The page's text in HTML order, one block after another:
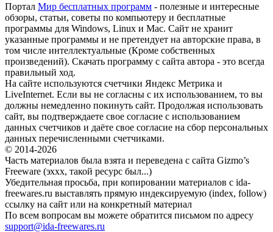
Портал Мир бесплатных программ - полезные и интересные
обзоры, статьи, советы по компьютеру и бесплатные
программы для Windows, Linux и Mac. Сайт не хранит
указанные программы и не претендует на авторские права, в
том числе интеллектуальные (Кроме собственных
произведений). Скачать программу с сайта автора - это всегда
правильный ход.
На сайте используются счетчики Яндекс Метрика и
LiveInternet. Если вы не согласны с их использованием, то вы
должны немедленно покинуть сайт. Продолжая использовать
сайт, вы подтверждаете свое согласие с использованием
данных счетчиков и даёте свое согласие на сбор персональных
данных перечисленными счетчиками.
© 2014-2026
Часть материалов была взята и переведена с сайта Gizmo’s
Freeware (эххх, такой ресурс был...)
Убедительная просьба, при копировании материалов с ida-
freewares.ru выставлять прямую индексируемую (index, follow)
ссылку на сайт или на конкретный материал
По всем вопросам вы можете обратится письмом по адресу
support@ida-freewares.ru